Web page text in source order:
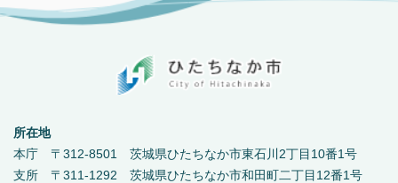
所在地
本庁 〒312-8501 茨城県ひたちなか市東石川2丁目10番1号
支所 〒311-1292 茨城県ひたちなか市和田町二丁目12番1号